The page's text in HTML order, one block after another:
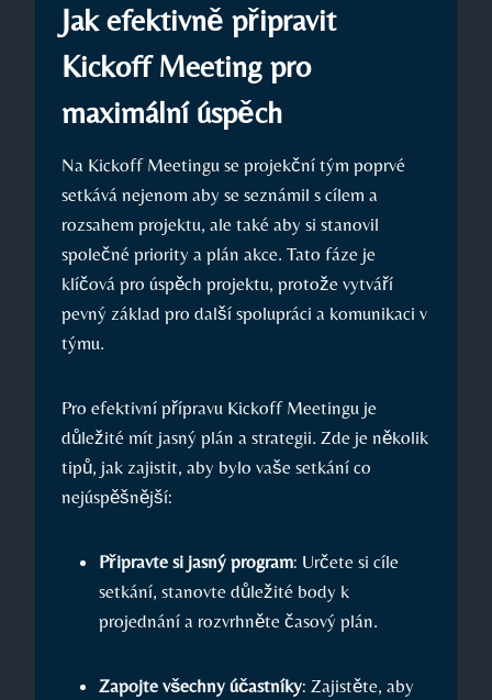
Jak efektivně připravit
Kickoff Meeting pro
maximální úspěch
Na Kickoff Meetingu se projekční tým poprvé
setkává nejenom aby se seznámil s cílem a
rozsahem projektu, ale také aby si stanovil
společné priority a plán akce. Tato fáze je
klíčová pro úspěch projektu, protože vytváří
pevný základ pro další spolupráci a komunikaci v
týmu.
Pro efektivní přípravu Kickoff Meetingu je
důležité mít jasný plán a strategii. Zde je několik
tipů, jak zajistit, aby bylo vaše setkání co
nejúspěšnější:
Připravte si jasný program: Určete si cíle
setkání, stanovte důležité body k
projednání a rozvrhněte časový plán.
Zapojte všechny účastníky: Zajistěte, aby